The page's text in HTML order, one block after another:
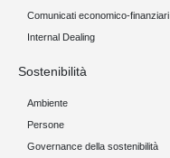
Comunicati economico-finanziari
Internal Dealing
Sostenibilità
Ambiente
Persone
Governance della sostenibilità